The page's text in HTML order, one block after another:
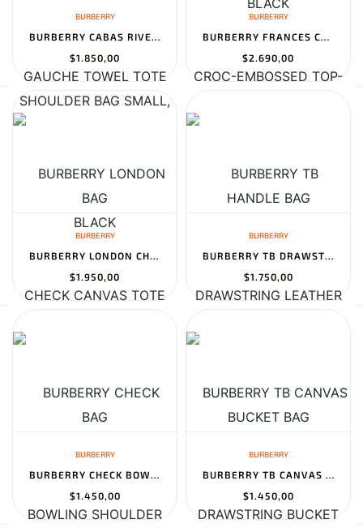
BURBERRY
BURBERRY CABAS RIVE GAUCHE TOWEL TOTE BAG
$1.850,00
BURBERRY
BURBERRY FRANCES CROC-EMBOSSED TOP-HANDLE BAG
$2.690,00
BURBERRY
BURBERRY LONDON CHECK CANVAS TOTE BAG
$1.950,00
BURBERRY
BURBERRY TB DRAWSTRING LEATHER BUCKET BAG
$1.750,00
BURBERRY
BURBERRY CHECK BOWLING SHOULDER BAG
$1.450,00
BURBERRY
BURBERRY TB CANVAS DRAWSTRING BUCKET BAG
$1.450,00